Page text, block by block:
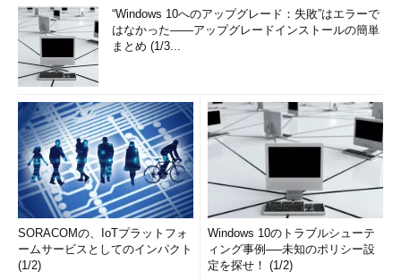
“Windows 10へのアップグレード：失敗”はエラーで
はなかった――アップグレードインストールの簡単
まとめ (1/3...
SORACOMの、IoTプラットフォ
ームサービスとしてのインパクト
(1/2)
Windows 10のトラブルシューテ
ィング事例──未知のポリシー設
定を探せ！ (1/2)